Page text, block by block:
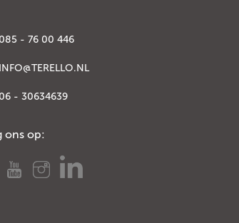
085 - 76 00 446
INFO@TERELLO.NL
06 - 30634639
ons op: